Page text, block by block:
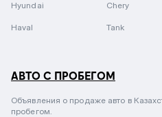
Hyundai Chery
Haval Tank
АВТО С ПРОБЕГОМ
Объявления о продаже авто в
пробегом.